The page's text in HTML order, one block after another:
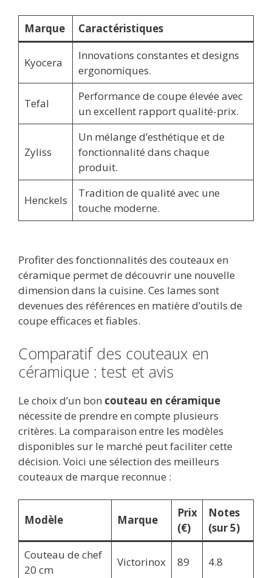
Marque Caractéristiques
Kyocera
Innovations constantes et designs
ergonomiques.
Tefal
Performance de coupe élevée avec
un excellent rapport qualité-prix.
Zyliss
Un mélange d’esthétique et de
fonctionnalité dans chaque
produit.
Henckels
Tradition de qualité avec une
touche moderne.
Profiter des fonctionnalités des couteaux en
céramique permet de découvrir une nouvelle
dimension dans la cuisine. Ces lames sont
devenues des références en matière d’outils de
coupe efficaces et fiables.
Comparatif des couteaux en
céramique : test et avis
Le choix d’un bon couteau en céramique
nécessite de prendre en compte plusieurs
critères. La comparaison entre les modèles
disponibles sur le marché peut faciliter cette
décision. Voici une sélection des meilleurs
couteaux de marque reconnue :
Modèle Marque
Prix
(€)
Notes
(sur 5)
Couteau de chef
20 cm
Victorinox 89 4.8